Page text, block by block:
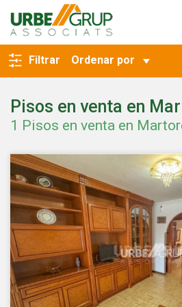
Filtrar Ordenar por
Pisos en venta en
1 Pisos en venta en
VOLVER A LA
Modificar cookies
Técnicas y funcionales
Este sitio web utiliza Cookies